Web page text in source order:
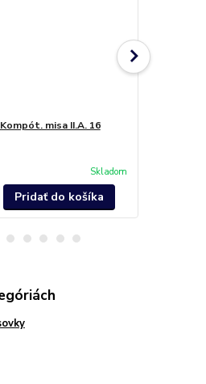
misa II.A. 16
Skladom
Pridať do košíka